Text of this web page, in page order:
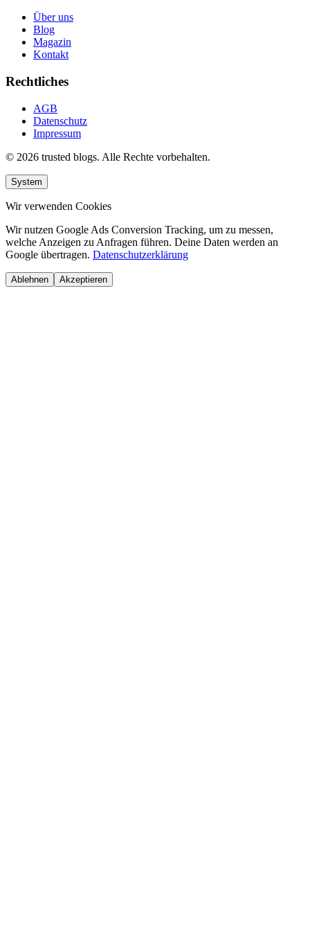
Über uns
Blog
Magazin
Kontakt
Rechtliches
AGB
Datenschutz
Impressum
© 2026 trusted blogs. Alle Rechte vorbehalten.
System
Wir verwenden Cookies
Wir nutzen Google Ads Conversion Tracking, um zu messen,
welche Anzeigen zu Anfragen führen. Deine Daten werden an
Google übertragen. Datenschutzerklärung
Ablehnen Akzeptieren